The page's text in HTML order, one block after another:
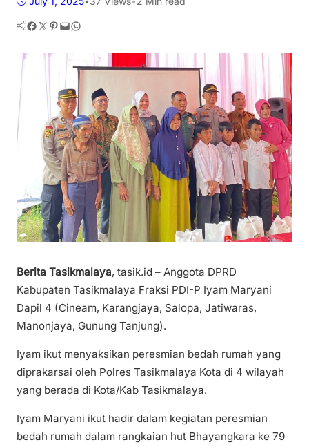
Facebook Twitter Pinterest Mail WhatsApp
Berita Tasikmalaya, tasik.id – Anggota DPRD
Kabupaten Tasikmalaya Fraksi PDI-P Iyam Maryani
Dapil 4 (Cineam, Karangjaya, Salopa, Jatiwaras,
Manonjaya, Gunung Tanjung).
Iyam ikut menyaksikan peresmian bedah rumah yang
diprakarsai oleh Polres Tasikmalaya Kota di 4 wilayah
yang berada di Kota/Kab Tasikmalaya.
Iyam Maryani ikut hadir dalam kegiatan peresmian
bedah rumah dalam rangkaian hut Bhayangkara ke 79